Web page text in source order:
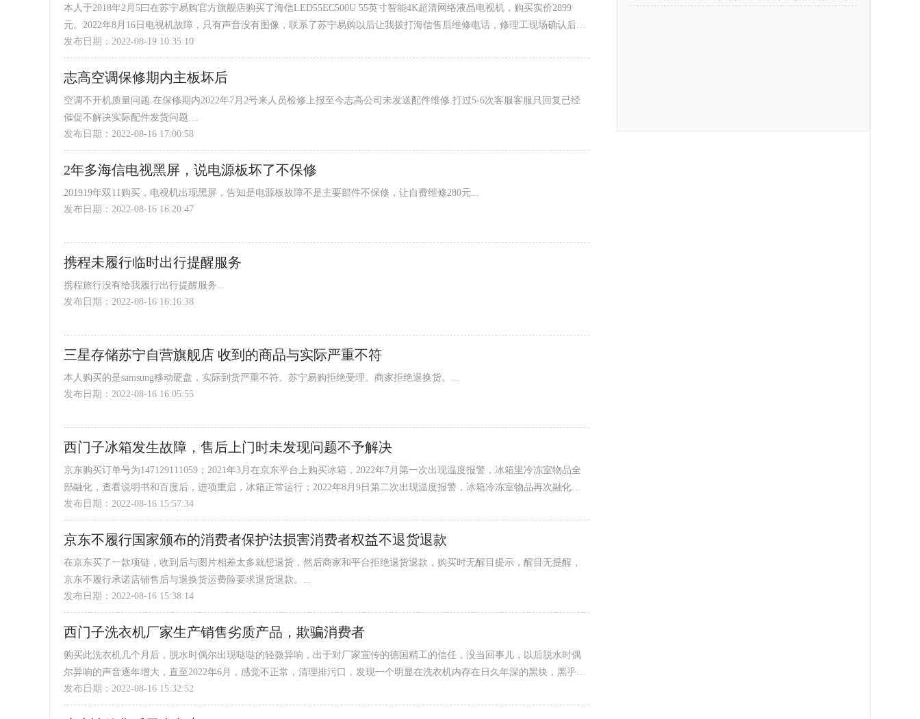
本人于2018年2月5曰在苏宁易购官方旗舰店购买了海信LED55EC500U 55英寸智能4K超清网络液晶电视机，购买实价2899
元。2022年8月16日电视机故障，只有声音没有图像，联系了苏宁易购以后让我拨打海信售后维修电话，修理工现场确认后告
知，屏幕已坏，需自费换屏，费用跟买一台新的差不多，维修人员同时还告知，这款机型屏幕确实很容易坏，返修率很高，
而且就算换了也不能保证没问题，可能很快就没用了，所以不建议换。后来我又联系了海信售后，被告知已过保修期，只能
自费修理。这台电视机自从买了以后平均每天使用时间...
发布日期：2022-08-19 10:35:10
志高空调保修期内主板坏后
空调不开机质量问题.在保修期内2022年7月2号来人员检修上报至今志高公司未发送配件维修.打过5-6次客服客服只回复已经
催促不解决实际配件发货问题....
发布日期：2022-08-16 17:00:58
2年多海信电视黑屏，说电源板坏了不保修
201919年双11购买，电视机出现黑屏，告知是电源板故障不是主要部件不保修，让自费维修280元...
发布日期：2022-08-16 16:20:47
携程未履行临时出行提醒服务
携程旅行没有给我履行出行提醒服务...
发布日期：2022-08-16 16:16:38
三星存储苏宁自营旗舰店 收到的商品与实际严重不符
本人购买的是samsung移动硬盘，实际到货严重不符。苏宁易购拒绝受理。商家拒绝退换货。...
发布日期：2022-08-16 16:05:55
西门子冰箱发生故障，售后上门时未发现问题不予解决
京东购买订单号为147129111059；2021年3月在京东平台上购买冰箱，2022年7月第一次出现温度报警，冰箱里冷冻室物品全
部融化，查看说明书和百度后，进项重启，冰箱正常运行；2022年8月9日第二次出现温度报警，冰箱冷冻室物品再次融化，
且重启后未恢复正常制冷状态，反复报警情况于2022年8月10日凌晨致电400官方客服进行报修，客服再次建议我关机5分钟后
进行重启，说若恢复使用，则可取消第二天的上门维修；截止至2022年8月10日中午，冰箱一直处于未正常制冷状态，冷冻室
物品一直未冰冻，下午一直未打开...
发布日期：2022-08-16 15:57:34
京东不履行国家颁布的消费者保护法损害消费者权益不退货退款
在京东买了一款项链，收到后与图片相差太多就想退货，然后商家和平台拒绝退货退款，购买时无醒目提示，醒目无提醒，
京东不履行承诺店铺售后与退换货运费险要求退货退款。...
发布日期：2022-08-16 15:38:14
西门子洗衣机厂家生产销售劣质产品，欺骗消费者
购买此洗衣机几个月后，脱水时偶尔出现哒哒的轻微异响，出于对厂家宣传的德国精工的信任，没当回事儿，以后脱水时偶
尔异响的声音逐年增大，直至2022年6月，感觉不正常，清理排污口，发现一个明显在洗衣机内存在日久年深的黑块，黑乎乎
的无法辨认，联系了西门子全国统一客户服务热线4008899999，维修人员上门给更换了三个减震，对黑块表示无法判断，收
取了330元。维修后，脱水时偶尔异响并没有消除。对黑块进行清洗污物及水垢，发现黑块像金属并似乎曾带有螺纹，但没有
发布日期：2022-08-16 15:32:52